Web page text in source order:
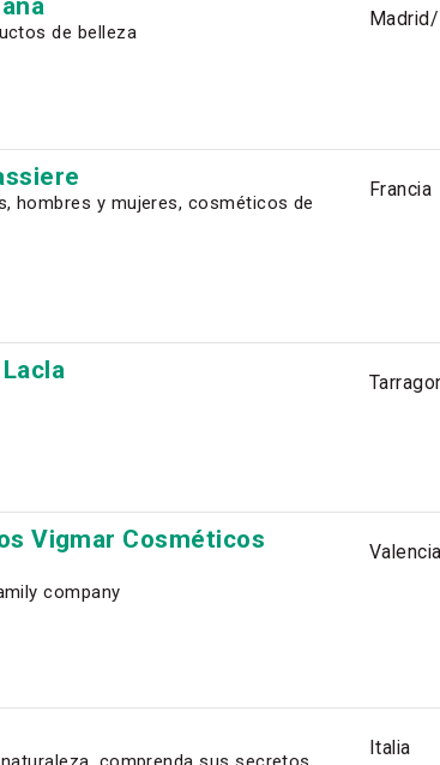
de belleza
hombres y mujeres, cosméticos de
Francia
Vigmar Cosméticos
company
Italia